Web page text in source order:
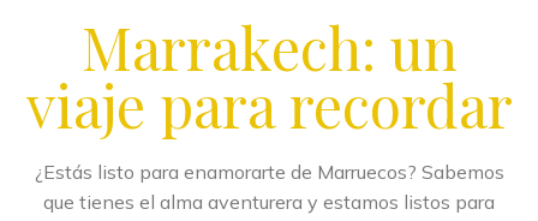
Marrakech: un
viaje para recordar
¿Estás listo para enamorarte de Marruecos? Sabemos
que tienes el alma aventurera y estamos listos para